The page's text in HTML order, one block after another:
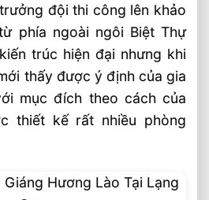
đội thi công lên khảo
phía ngoài ngôi Biệt Thự
trúc hiện đại nhưng khi
thấy được ý định của gia
mục đích theo cách của
thiết kế rất nhiều phòng